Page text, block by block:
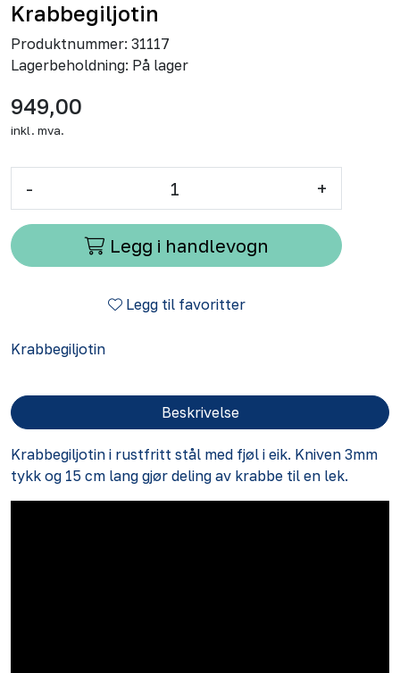
Krabbegiljotin
Produktnummer: 31117
Lagerbeholdning: På lager
949,00
inkl. mva.
- +
Legg i handlevogn
Legg til favoritter
Krabbegiljotin
Beskrivelse
Krabbegiljotin i rustfritt stål med fjøl i eik. Kniven 3mm
tykk og 15 cm lang gjør deling av krabbe til en lek.